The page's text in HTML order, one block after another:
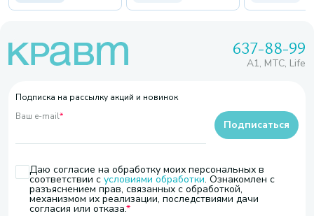
637-88-99
A1, МТС, Life
Подписка на рассылку акций и новинок
Ваш e-mail*
Даю согласие на обработку моих персональных в
соответствии с условиями обработки. Ознакомлен с
разъяснением прав, связанных с обработкой,
механизмом их реализации, последствиями дачи
согласия или отказа.
Подписаться